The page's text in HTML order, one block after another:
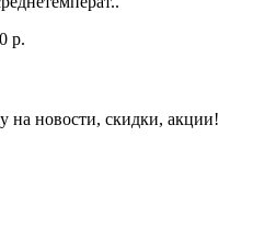
р.
на новости, скидки, акции!